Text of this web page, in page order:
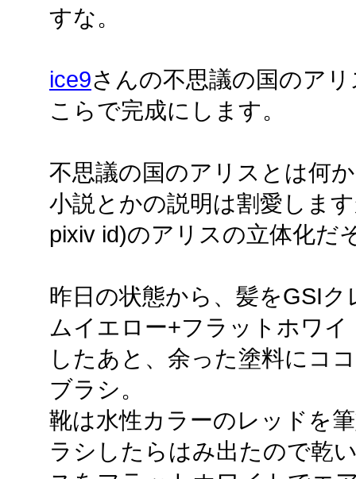
すな。
ice9さんの不思議の国のア
こらで完成にします。
不思議の国のアリスとは何
小説とかの説明は割愛しま
pixiv id)のアリスの立体化だ
昨日の状態から、髪をGSI
ムイエロー+フラットホワ
したあと、余った塗料にコ
ブラシ。
靴は水性カラーのレッドを
ラシしたらはみ出たので乾